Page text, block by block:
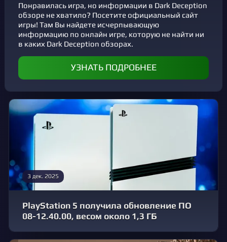
Понравилась игра, но информации в Dark Deception
обзоре не хватило? Посетите официальный сайт
игры! Там Вы найдете исчерпывающую
информацию по онлайн игре, которую не найти ни
в каких Dark Deception обзорах.
УЗНАТЬ ПОДРОБНЕЕ
3 дек. 2025
PlayStation 5 получила обновление ПО
08-12.40.00, весом около 1,3 ГБ